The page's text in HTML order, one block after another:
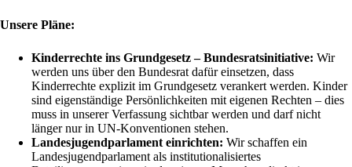
Unsere Pläne:
Kinderrechte ins Grundgesetz – Bundesratsinitiative: Wir
werden uns über den Bundesrat dafür einsetzen, dass
Kinderrechte explizit im Grundgesetz verankert werden. Kinder
sind eigenständige Persönlichkeiten mit eigenen Rechten – dies
muss in unserer Verfassung sichtbar werden und darf nicht
länger nur in UN-Konventionen stehen.
Landesjugendparlament einrichten: Wir schaffen ein
Landesjugendparlament als institutionalisiertes